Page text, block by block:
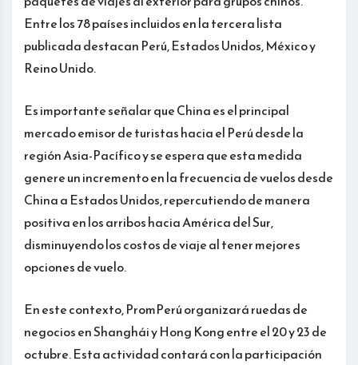
Entre los 78 países incluidos en la tercera lista
publicada destacan Perú, Estados Unidos, México y
Reino Unido.
Es importante señalar que China es el principal
mercado emisor de turistas hacia el Perú desde la
región Asia-Pacífico y se espera que esta medida
genere un incremento en la frecuencia de vuelos desde
China a Estados Unidos, repercutiendo de manera
positiva en los arribos hacia América del Sur,
disminuyendo los costos de viaje al tener mejores
opciones de vuelo.
En este contexto, PromPerú organizará ruedas de
negocios en Shanghái y Hong Kong entre el 20 y 23 de
octubre. Esta actividad contará con la participación